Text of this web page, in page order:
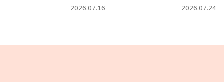
2026.07.16 2026.07.24